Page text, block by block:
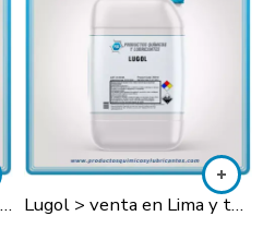
Alginato de Sodio > venta en Lima y todo el Perú Lugol > venta en Lima y todo el Perú